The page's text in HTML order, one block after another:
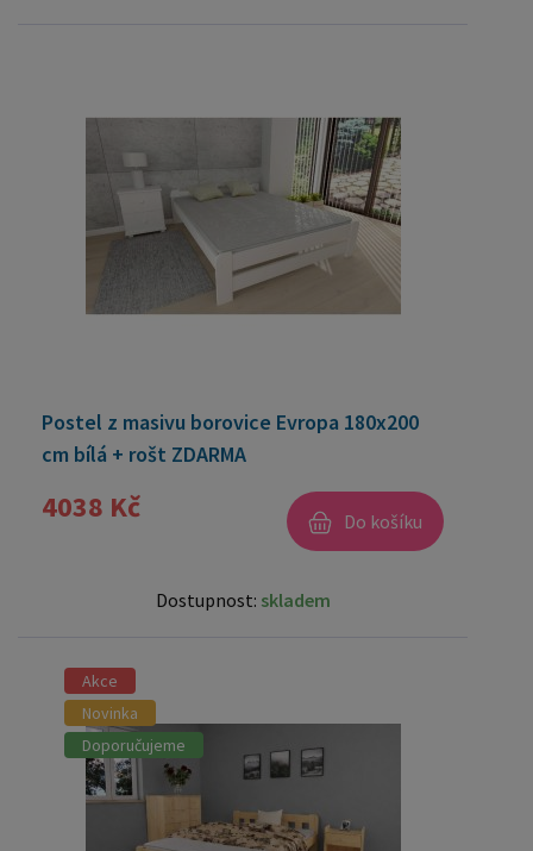
Postel z masivu borovice Evropa 180x200
cm bílá + rošt ZDARMA
4038 Kč Do košíku
Dostupnost: skladem
Akce
Novinka
Doporučujeme